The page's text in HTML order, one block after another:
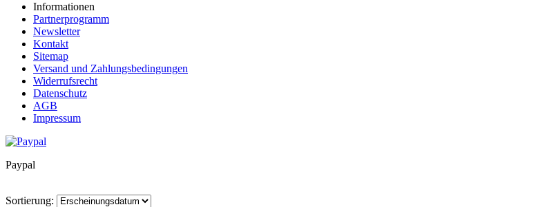
Informationen
Partnerprogramm
Newsletter
Kontakt
Sitemap
Versand und Zahlungsbedingungen
Widerrufsrecht
Datenschutz
AGB
Impressum
Paypal
Sortierung: